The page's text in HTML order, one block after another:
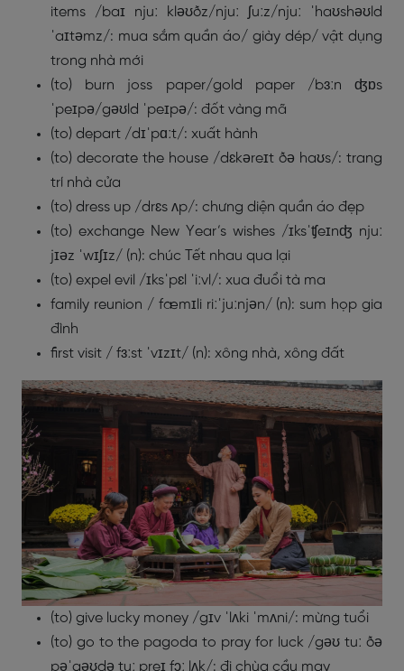
items /baɪ njuː kləʊðz/njuː ʃuːz/njuː ˈhaʊshəʊld
ˈaɪtəmz/: mua sắm quần áo/ giày dép/ vật dụng
trong nhà mới
(to) burn joss paper/gold paper /bɜːn ʤɒs
ˈpeɪpə/gəʊld ˈpeɪpə/: đốt vàng mã
(to) depart /dɪˈpɑːt/: xuất hành
(to) decorate the house /dɛkəreɪt ðə haʊs/: trang
trí nhà cửa
(to) dress up /drɛs ʌp/: chưng diện quần áo đẹp
(to) exchange New Year’s wishes /ɪksˈʧeɪnʤ njuː
jɪəz ˈwɪʃɪz/ (n): chúc Tết nhau qua lại
(to) expel evil /ɪksˈpɛl ˈiːvl/: xua đuổi tà ma
family reunion / fæmɪli riːˈjuːnjən/ (n): sum họp gia
đình
first visit / fɜːst ˈvɪzɪt/ (n): xông nhà, xông đất
(to) give lucky money /gɪv ˈlʌki ˈmʌni/: mừng tuổi
(to) go to the pagoda to pray for luck /gəʊ tuː ðə
pəˈgəʊdə tuː preɪ fɔː lʌk/: đi chùa cầu may